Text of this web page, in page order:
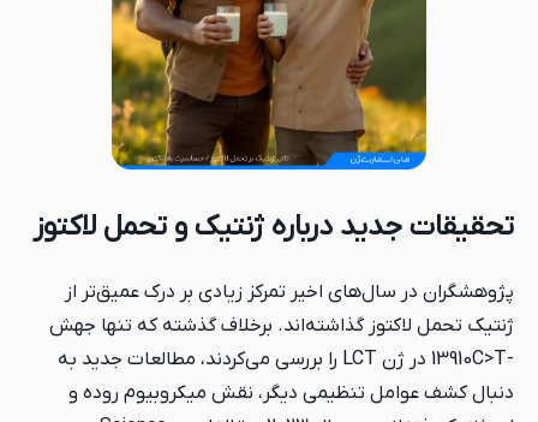
تحقیقات جدید درباره ژنتیک و تحمل لاکتوز
پژوهشگران در سال‌های اخیر تمرکز زیادی بر درک عمیق‌تر از
ژنتیک تحمل لاکتوز گذاشته‌اند. برخلاف گذشته که تنها جهش
-13910C>T در ژن LCT را بررسی می‌کردند، مطالعات جدید به
دنبال کشف عوامل تنظیمی دیگر، نقش میکروبیوم روده و